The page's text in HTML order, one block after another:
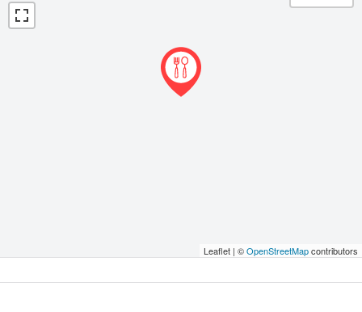
Leaflet | ©OpenStreetMapcontributors